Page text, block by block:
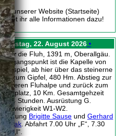
Auf unserer Website (Startseite)
findet ihr alle Informationen dazu!
Samstag, 22. August 2026 •
Überdie Fluh, 1391 m, Oberallgäu.
Ausgangspunkt ist die Kapelle von
Hagspiel, ab hier über das steinerne
Tor zum Gipfel, 480 Hm. Abstieg zur
vorderen Fluhalpe und zurück zum
Parkplatz, 10 Km. Gesamtgehzeit
ca. 4 Stunden. Ausrüstung G.
Schwierigkeit W1-W2.
Führung Brigitte Sause und Gerhard
Nowak . Abfahrt 7.00 Uhr „F“, 7.30
Uhr „I“.